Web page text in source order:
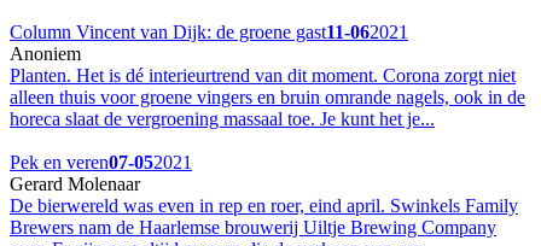
Column Vincent van Dijk: de groene gast11-062021
Anoniem
Planten. Het is dé interieurtrend van dit moment. Corona zorgt niet
alleen thuis voor groene vingers en bruin omrande nagels, ook in de
horeca slaat de vergroening massaal toe. Je kunt het je...
Pek en veren07-052021
Gerard Molenaar
De bierwereld was even in rep en roer, eind april. Swinkels Family
Brewers nam de Haarlemse brouwerij Uiltje Brewing Company